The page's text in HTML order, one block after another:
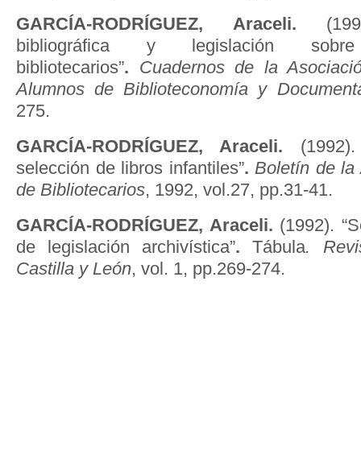
GARCÍA-RODRÍGUEZ, Araceli.
bibliográfica y legislación
bibliotecarios”. Cuadernos de la
Alumnos de Biblioteconomía y
275.
GARCÍA-RODRÍGUEZ, Araceli.
selección de libros infantiles”. Boletín de la
de Bibliotecarios, 1992, vol.27, pp.31-41.
GARCÍA-RODRÍGUEZ, Araceli. (1992).
de legislación archivística”. Tábula.
Castilla y León, vol. 1, pp.269-274.